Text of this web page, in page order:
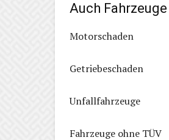
Auch
Motorschaden
Getriebeschaden
Unfallfahrzeuge
Fahrzeuge ohne TÜV